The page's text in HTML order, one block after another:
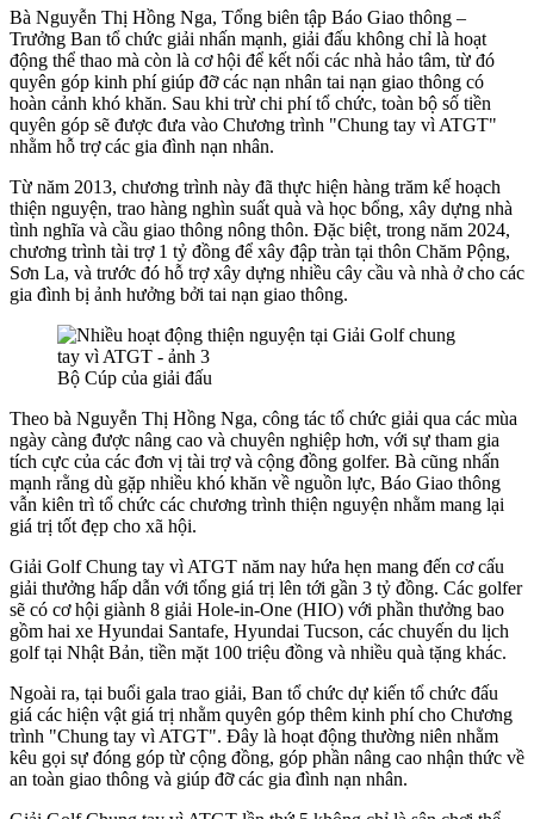
Bà Nguyễn Thị Hồng Nga, Tổng biên tập Báo Giao thông –
Trưởng Ban tổ chức giải nhấn mạnh, giải đấu không chỉ là hoạt
động thể thao mà còn là cơ hội để kết nối các nhà hảo tâm, từ đó
quyên góp kinh phí giúp đỡ các nạn nhân tai nạn giao thông có
hoàn cảnh khó khăn. Sau khi trừ chi phí tổ chức, toàn bộ số tiền
quyên góp sẽ được đưa vào Chương trình "Chung tay vì ATGT"
nhằm hỗ trợ các gia đình nạn nhân.
Từ năm 2013, chương trình này đã thực hiện hàng trăm kế hoạch
thiện nguyện, trao hàng nghìn suất quà và học bổng, xây dựng nhà
tình nghĩa và cầu giao thông nông thôn. Đặc biệt, trong năm 2024,
chương trình tài trợ 1 tỷ đồng để xây đập tràn tại thôn Chăm Pộng,
Sơn La, và trước đó hỗ trợ xây dựng nhiều cây cầu và nhà ở cho các
gia đình bị ảnh hưởng bởi tai nạn giao thông.
Bộ Cúp của giải đấu
Theo bà Nguyễn Thị Hồng Nga, công tác tổ chức giải qua các mùa
ngày càng được nâng cao và chuyên nghiệp hơn, với sự tham gia
tích cực của các đơn vị tài trợ và cộng đồng golfer. Bà cũng nhấn
mạnh rằng dù gặp nhiều khó khăn về nguồn lực, Báo Giao thông
vẫn kiên trì tổ chức các chương trình thiện nguyện nhằm mang lại
giá trị tốt đẹp cho xã hội.
Giải Golf Chung tay vì ATGT năm nay hứa hẹn mang đến cơ cấu
giải thưởng hấp dẫn với tổng giá trị lên tới gần 3 tỷ đồng. Các golfer
sẽ có cơ hội giành 8 giải Hole-in-One (HIO) với phần thưởng bao
gồm hai xe Hyundai Santafe, Hyundai Tucson, các chuyến du lịch
golf tại Nhật Bản, tiền mặt 100 triệu đồng và nhiều quà tặng khác.
Ngoài ra, tại buổi gala trao giải, Ban tổ chức dự kiến tổ chức đấu
giá các hiện vật giá trị nhằm quyên góp thêm kinh phí cho Chương
trình "Chung tay vì ATGT". Đây là hoạt động thường niên nhằm
kêu gọi sự đóng góp từ cộng đồng, góp phần nâng cao nhận thức về
an toàn giao thông và giúp đỡ các gia đình nạn nhân.